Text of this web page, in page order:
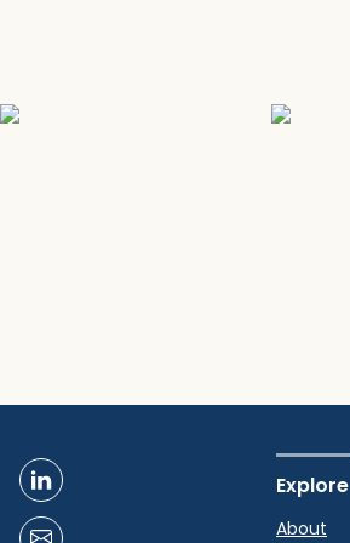
Explore
About